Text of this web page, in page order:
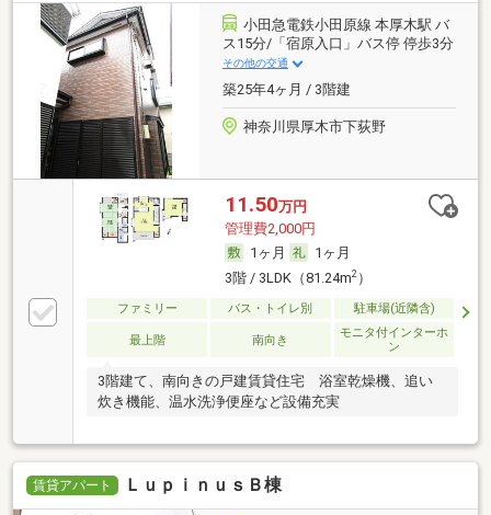
小田急電鉄小田原線 本厚木駅 バ
ス15分/「宿原入口」バス停 停歩3分
その他の交通
築25年4ヶ月 / 3階建
神奈川県厚木市下荻野
11.50万円
管理費2,000円
1ヶ月
1ヶ月
3階 / 3LDK（81.24m2）
ファミリー バス・トイレ別 駐車場(近隣含)
最上階 南向き
モニタ付インターホ
ン
3階建て、南向きの戸建賃貸住宅 浴室乾燥機、追い
炊き機能、温水洗浄便座など設備充実
賃貸アパート ＬｕｐｉｎｕｓＢ棟